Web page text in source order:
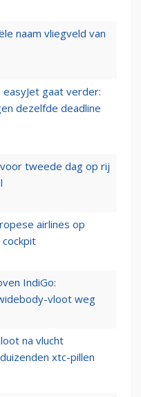
naam vliegveld van
gaat verder:
dezelfde deadline
tweede dag op rij
airlines op
IndiGo:
vloot weg
na vlucht
xtc-pillen